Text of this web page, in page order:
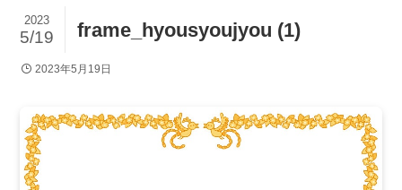
frame_hyousyoujyou (1)
2023
5/19
2023年5月19日